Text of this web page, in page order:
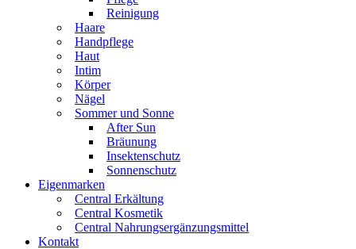
Reinigung
Haare
Handpflege
Haut
Intim
Körper
Nägel
Sommer und Sonne
After Sun
Bräunung
Insektenschutz
Sonnenschutz
Eigenmarken
Central Erkältung
Central Kosmetik
Central Nahrungsergänzungsmittel
Kontakt